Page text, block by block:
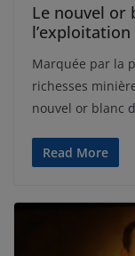
Le nouvel or
Marquée par la
richesses
nouvel or blanc
Read More